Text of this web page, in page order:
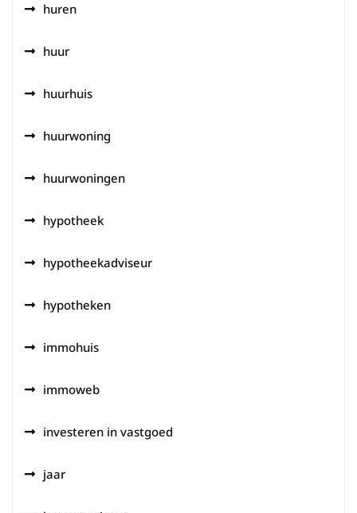
huren
huur
huurhuis
huurwoning
huurwoningen
hypotheek
hypotheekadviseur
hypotheken
immohuis
immoweb
investeren in vastgoed
jaar